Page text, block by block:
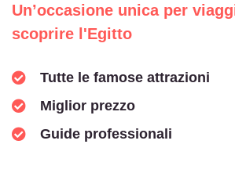
Un’occasione unica per
scoprire l'Egitto
Tutte le famose attrazioni
Miglior prezzo
Guide professionali